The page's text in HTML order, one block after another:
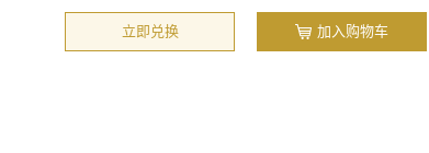
立即兑换 加入购物车